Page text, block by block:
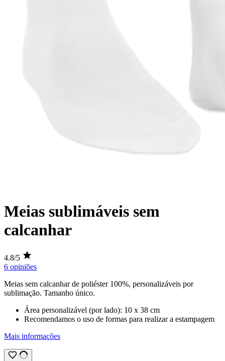
Meias sublimáveis sem
calcanhar
4.8/5
6 opiniões
Meias sem calcanhar de poliéster 100%, personalizáveis por
sublimação. Tamanho único.
Área personalizável (por lado): 10 x 38 cm
Recomendamos o uso de formas para realizar a estampagem
Mais informações